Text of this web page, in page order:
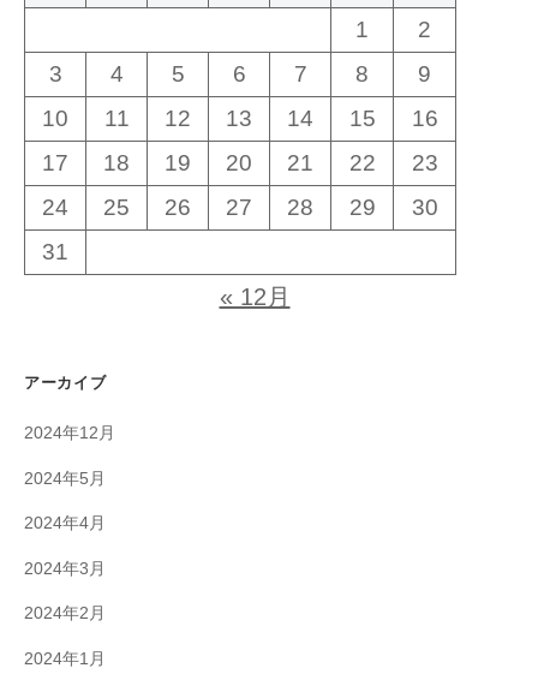
1
2
3
4 5 6 7 8
9
10
11 12 13 14 15
16
17
18 19 20 21 22
23
24
25 26 27 28 29
30
31
« 12月
アーカイブ
2024年12月
2024年5月
2024年4月
2024年3月
2024年2月
2024年1月